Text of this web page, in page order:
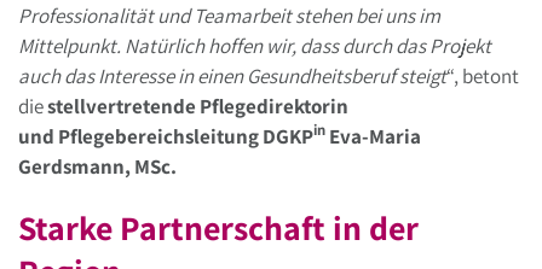
Professionalität und Teamarbeit stehen bei uns im
Mittelpunkt. Natürlich hoffen wir, dass durch das Projekt
auch das Interesse in einen Gesundheitsberuf steigt“, betont
diestellvertretende Pflegedirektorin
und Pflegebereichsleitung DGKPin Eva-Maria
Gerdsmann, MSc.
Starke Partnerschaft in der